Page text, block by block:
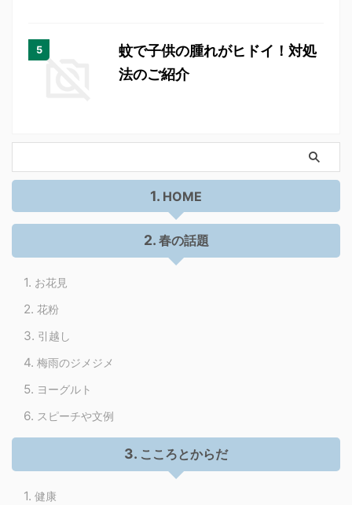
蚊で子供の腫れがヒドイ！対処
法のご紹介
HOME
春の話題
お花見
花粉
引越し
梅雨のジメジメ
ヨーグルト
スピーチや文例
こころとからだ
健康